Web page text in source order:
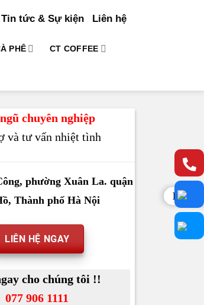
Tin tức & Sự kiện Liên hệ
PHÊ CT COFFEE
chuyên nghiệp
và tư vấn nhiệt tình
phường Xuân La. quận
Thành phố Hà Nội
LIÊN HỆ NGAY
cho chúng tôi !!
077 906 1111
Liên